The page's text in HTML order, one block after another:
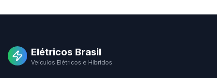
Elétricos Brasil
Veículos Elétricos e Híbridos